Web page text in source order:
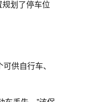
划了停车位
供自行车、